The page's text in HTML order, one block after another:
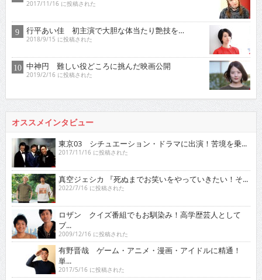
2017/11/16 に投稿された
行平あい佳 初主演で大胆な体当たり艶技を…
2018/9/15 に投稿された
中神円 難しい役どころに挑んだ映画公開
2019/2/16 に投稿された
オススメインタビュー
東京03 シチュエーション・ドラマに出演！苦境を乗...
2017/11/16 に投稿された
真空ジェシカ 『死ぬまでお笑いをやっていきたい！そ...
2022/7/16 に投稿された
ロザン クイズ番組でもお馴染み！高学歴芸人として
ブ...
2009/12/16 に投稿された
有野晋哉 ゲーム・アニメ・漫画・アイドルに精通！
単...
2017/5/16 に投稿された